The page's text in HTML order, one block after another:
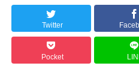
Twitter
Pocket